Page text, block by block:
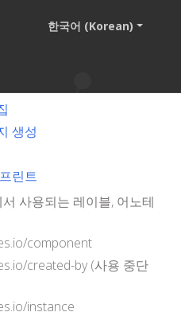
한국어 (Korean)
생성
린트
사용되는 레이블, 어노테
component
created-by (사용 중단
instance